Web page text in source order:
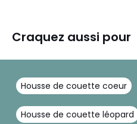
Craquez aussi pour
Housse de couette coeur
Housse de couette léopard